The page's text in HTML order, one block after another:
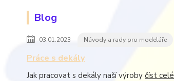
Blog
03.01.2023 Návody a rady pro modeláře
Práce s dekály
Jak pracovat s dekály naší výroby číst celé